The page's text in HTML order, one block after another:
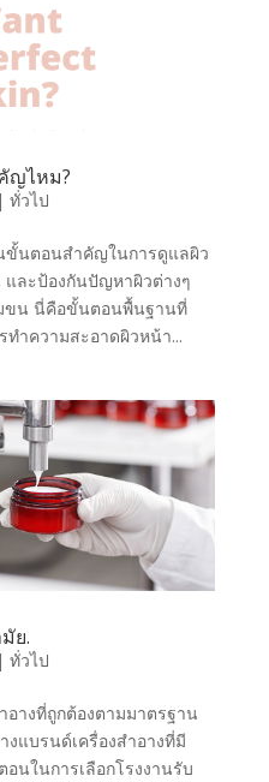
ญไหม?
ทั่วไป
ขั้นตอนสำคัญในการดูแลผิว
ละป้องกันปัญหาผิวต่างๆ
ขน นี่คือขั้นตอนพื้นฐานที่
ำความสะอาดผิวหน้า...
ย.
ทั่วไป
อางที่ถูกต้องตามมาตรฐาน
แบรนด์เครื่องสำอางที่มี
ในการเลือกโรงงานรับ